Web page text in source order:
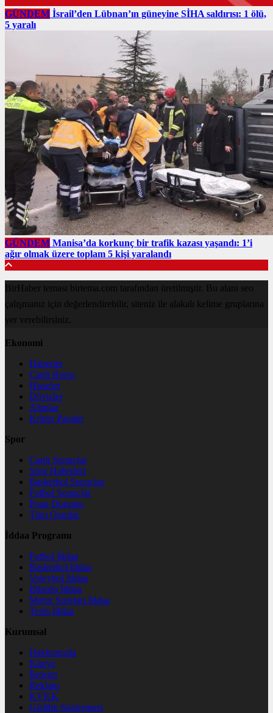
GÜNDEM İsrail’den Lübnan’ın güneyine SİHA saldırısı: 1 ölü,
5 yaralı
GÜNDEM Manisa’da korkunç bir trafik kazası yaşandı: 1’i
ağır olmak üzere toplam 5 kişi yaralandı
BirHaber teması birtema.com tarafından üretilmiştir. Bu alanı seo
çalışmanız için değerlendirebilir, siteniz ile alakalı kelime gruplarına
yer verebilirsiniz.
Ekonomi
Haberler
Canlı Borsa
Hisseler
Dövizler
Altınlar
Kripto Paralar
Spor
Canlı Sonuçlar
Spor Haberleri
Basketbol Sonuçlar
Futbol Sonuçlar
Puan Durumu
Tüm Oranlar
İddaa Programı
Futbol İddaa
Basketbol İddaa
Voleybol İddaa
Bilardo İddaa
Motor Sporları İddaa
Tenis İddaa
Kurumsal
Hakkımızda
Künye
İletişim
Reklam
KVKK
Gizlilik Sözleşmesi